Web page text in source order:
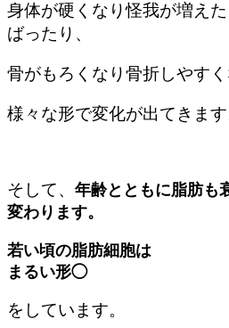
身体が硬くなり怪我が増え
ばったり、
骨がもろくなり骨折しやすく
様々な形で変化が出てきます
そして、 年齢とともに脂肪も
変わります。
若い頃の脂肪細胞は
まるい形◯
をしています。